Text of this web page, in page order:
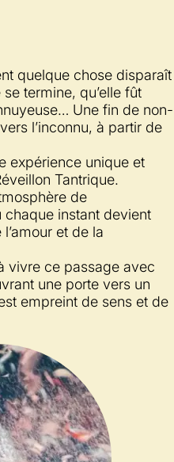
quelque chose disparaît
termine, qu’elle fût
Une fin de non-
l’inconnu, à partir de
expérience unique et
Tantrique.
de
chaque instant devient
et de la
vivre ce passage avec
une porte vers un
empreint de sens et de